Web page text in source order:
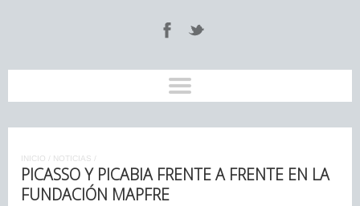
INICIO / NOTICIAS /
PICASSO Y PICABIA FRENTE A FRENTE EN LA
FUNDACIÓN MAPFRE